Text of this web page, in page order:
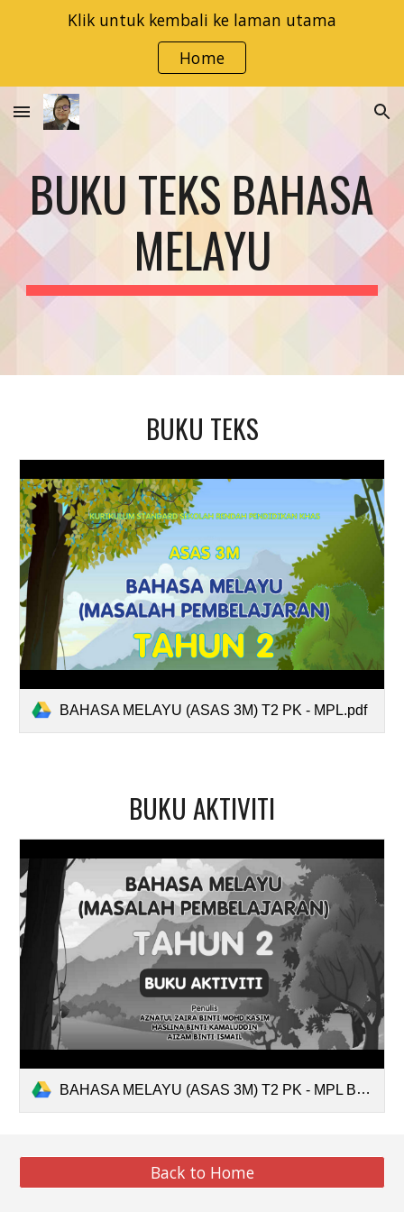
Klik untuk kembali ke laman utama
Home
BUKU TEKS BAHASA
MELAYU
BUKU TEKS
BAHASA MELAYU (ASAS 3M) T2 PK - MPL.pdf
BUKU AKTIVITI
BAHASA MELAYU (ASAS 3M) T2 PK - MPL BA.pdf
Back to Home